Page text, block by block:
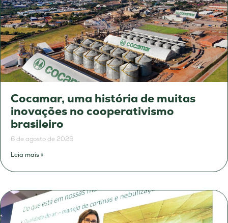
Cocamar, uma história de muitas
inovações no cooperativismo
brasileiro
6 de agosto de 2026
Leia mais »